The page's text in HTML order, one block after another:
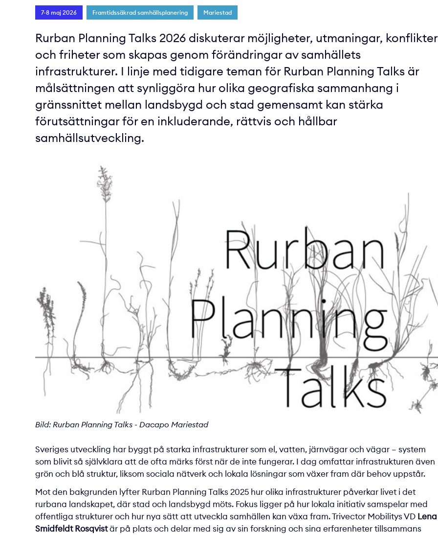
7-8 maj 2026 Framtidssäkrad samhällsplanering Mariestad
Rurban Planning Talks 2026 diskuterar möjligheter, utmaningar, konflikter
och friheter som skapas genom förändringar av samhällets
infrastrukturer. I linje med tidigare teman för Rurban Planning Talks är
målsättningen att synliggöra hur olika geografiska sammanhang i
gränssnittet mellan landsbygd och stad gemensamt kan stärka
förutsättningar för en inkluderande, rättvis och hållbar
samhällsutveckling.
Bild: Rurban Planning Talks - Dacapo Mariestad
Sveriges utveckling har byggt på starka infrastrukturer som el, vatten, järnvägar och vägar – system
som blivit så självklara att de ofta märks först när de inte fungerar. I dag omfattar infrastrukturen även
grön och blå struktur, liksom sociala nätverk och lokala lösningar som växer fram där behov uppstår.
Mot den bakgrunden lyfter Rurban Planning Talks 2025 hur olika infrastrukturer påverkar livet i det
rurbana landskapet, där stad och landsbygd möts. Fokus ligger på hur lokala initiativ samspelar med
offentliga strukturer och hur nya sätt att utveckla samhällen kan växa fram. Trivector Mobilitys VD Lena
Smidfeldt Rosqvistär på plats och delar med sig av sin forskning och sina erfarenheter tillsammans